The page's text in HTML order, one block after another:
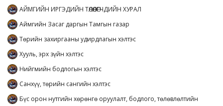
АЙМГИЙН ИРГЭДИЙН ТӨЛӨӨЛӨГЧДИЙН ХУРАЛ
Аймгийн Засаг даргын Тамгын газар
Төрийн захиргааны удирдлагын хэлтэс
Хууль, эрх зүйн хэлтэс
Нийгмийн бодлогын хэлтэс
Санхүү, төрийн сангийн хэлтэс
Бүс орон нутгийн хөрөнгө оруулалт, бодлого, төлөвлөлтийн